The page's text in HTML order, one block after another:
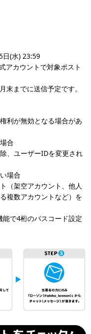
日(水) 23:59
アカウントで対象ポスト
までに送信予定です。
利が無効となる場合があ
合
、ユーザーIDを変更され
場合
（架空アカウント、他人
複数アカウントなど）を
で4桁のパスコード設定